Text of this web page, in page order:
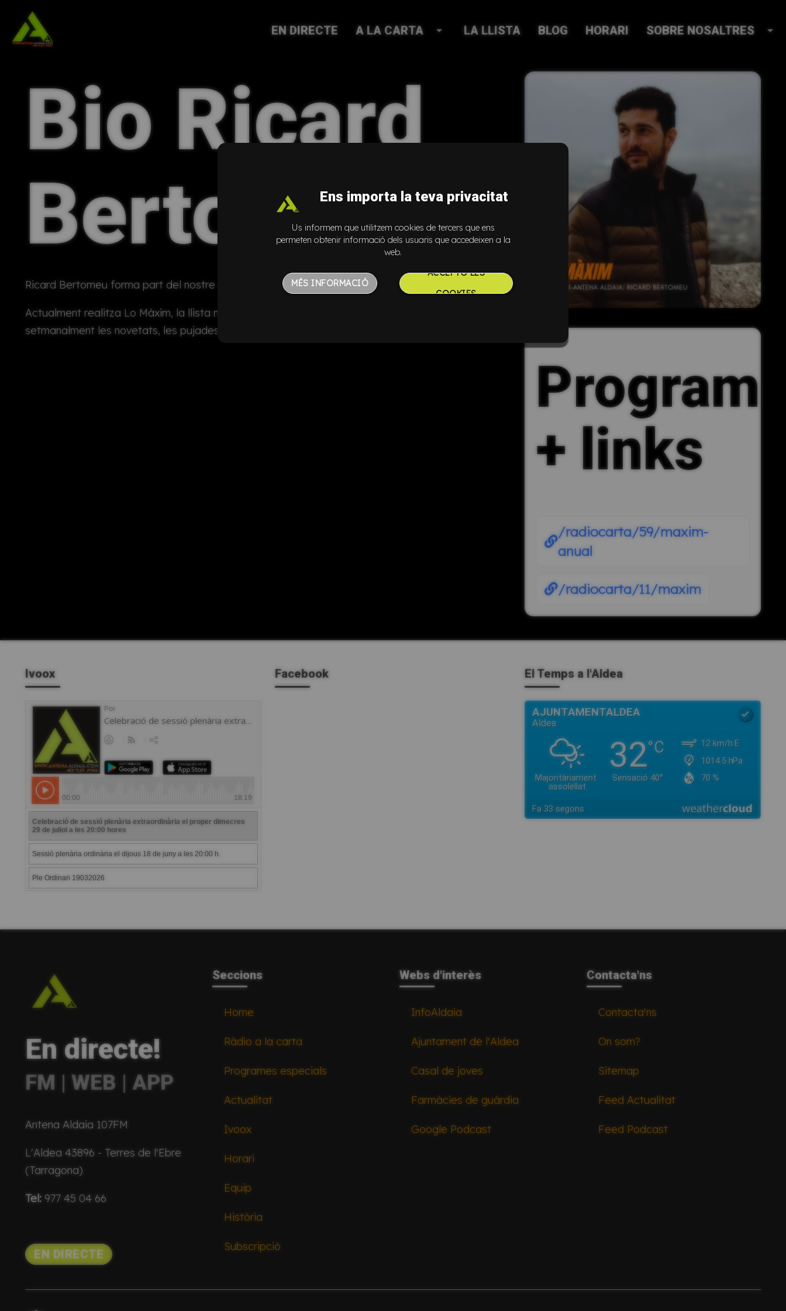
Ens importa la teva privacitat
Us informem que utilitzem cookies de tercers que ens
permeten obtenir informació dels usuaris que accedeixen a la
web.
MÉS INFORMACIÓ
ACCEPTO LES
COOKIES
EN DIRECTE A LA CARTA arrow_drop_down LA LLISTA BLOG HORARI SOBRE NOSALTRES arrow_drop_down
Bio Ricard
Bertomeu
Ricard Bertomeu forma part del nostre equip de ràdio des de fa més d’11 anys.
Actualment realitza Lo Màxim, la llista musical d’èxits de les Terres de l’Ebre, on repassa
setmanalment les novetats, les pujades i les baixades.
+ links
/radiocarta/59/maxim-
anual
/radiocarta/11/maxim
Ivoox Facebook El Temps a l'Aldea
En directe!
FM | WEB | APP
Antena Aldaia 107FM
L'Aldea 43896 - Terres de l'Ebre
(Tarragona)
Tel: 977 45 04 66
EN DIRECTE
Seccions
Home
Ràdio a la carta
Programes especials
Actualitat
Ivoox
Horari
Equip
Història
Subscripció
Webs d'interès
InfoAldaia
Ajuntament de l'Aldea
Casal de joves
Farmàcies de guàrdia
Google Podcast
Contacta'ns
Contacta'ns
On som?
Sitemap
Feed Actualitat
Feed Podcast